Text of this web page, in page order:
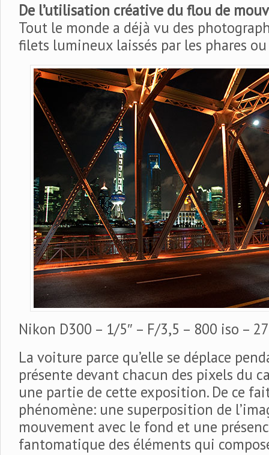
De l’utilisation créative du flou de
Tout le monde a déjà vu des
filets lumineux laissés par les phares
Nikon D300 – 1/5″ – F/3,5 – 800 iso –
La voiture parce qu’elle se déplace
présente devant chacun des pixels du
une partie de cette exposition. De ce
phénomène: une superposition de
mouvement avec le fond et une
fantomatique des éléments qui